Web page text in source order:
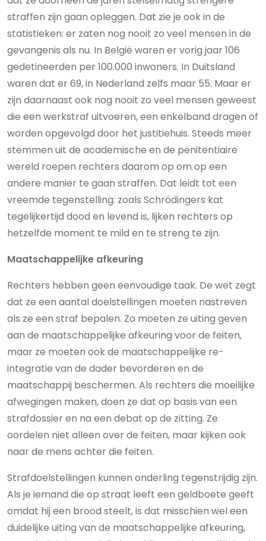
straffen zijn gaan opleggen. Dat zie je ook in de
statistieken: er zaten nog nooit zo veel mensen in de
gevangenis als nu. In België waren er vorig jaar 106
gedetineerden per 100.000 inwoners. In Duitsland
waren dat er 69, in Nederland zelfs maar 55. Maar er
zijn daarnaast ook nog nooit zo veel mensen geweest
die een werkstraf uitvoeren, een enkelband dragen of
worden ­opgevolgd door het justitiehuis. Steeds meer
stemmen uit de academische en de penitentiaire
wereld roepen rechters daarom op om op een
andere manier te gaan straffen. Dat leidt tot een
vreemde tegenstelling: zoals Schrödingers kat
tegelijkertijd dood en levend is, lijken rechters op
hetzelfde moment te mild en te streng te zijn.
Maatschappelijke afkeuring
Rechters hebben geen eenvoudige taak. De wet zegt
dat ze een aantal doelstellingen moeten nastreven
als ze een straf bepalen. Zo moeten ze uiting geven
aan de maatschappelijke afkeuring voor de feiten,
maar ze moeten ook de maatschappelijke re-
integratie van de dader bevorderen en de
maatschappij beschermen. Als rechters die moeilijke
afwegingen maken, doen ze dat op basis van een
strafdossier en na een debat op de zitting. Ze
oordelen niet alleen over de feiten, maar kijken ook
naar de mens achter die feiten.
Strafdoelstellingen kunnen onderling tegenstrijdig zijn.
Als je iemand die op straat leeft een geldboete geeft
omdat hij een brood steelt, is dat misschien wel een
duidelijke uiting van de maatschappelijke afkeuring,